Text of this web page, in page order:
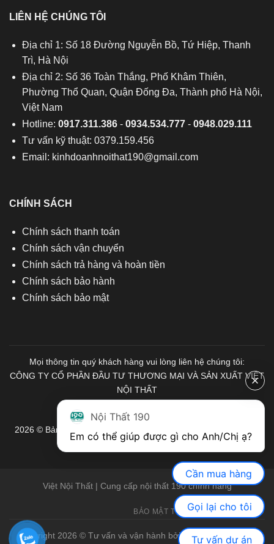
LIÊN HỆ CHÚNG TÔI
Địa chỉ 1: Số 18 Đường Nguyễn Bồ, Tứ Hiệp, Thanh
Trì, Hà Nội
Địa chỉ 2: Số 36 Toàn Thắng, Phố Khâm Thiên,
Phường Thổ Quan, Quận Đống Đa, Thành phố Hà Nội,
Việt Nam
Hotline: 0917.311.386- 0934.534.777- 0948.029.111
Tư vấn kỹ thuật: 0379.159.456
Email: kinhdoanhnoithat190@gmail.com
CHÍNH SÁCH
Chính sách thanh toán
Chính sách vận chuyển
Chính sách trả hàng và hoàn tiền
Chính sách bảo hành
Chính sách bảo mật
Mọi thông tin quý khách hàng vui lòng liên hệ chúng tôi:
CÔNG TY CỔ PHẦN ĐẦU TƯ THƯƠNG MẠI VÀ SẢN XUẤT VIỆT
NỘI THẤT
2026 © Bản quyền thuộc về Nội Thất 190. Mọi quyền được bảo
lưu.
Việt Nội Thất | Cung cấp nội thất 190 chính hãng
BẢO MẬT THÔNG TIN GIỚI THIỆU
Copyright 2026 © Tư vấn và vận hành bởi Việt Nội Thất | Bàn
Nội Thất 190
Cần mua hàng
Gọi lại cho tôi
Tư vấn dự án